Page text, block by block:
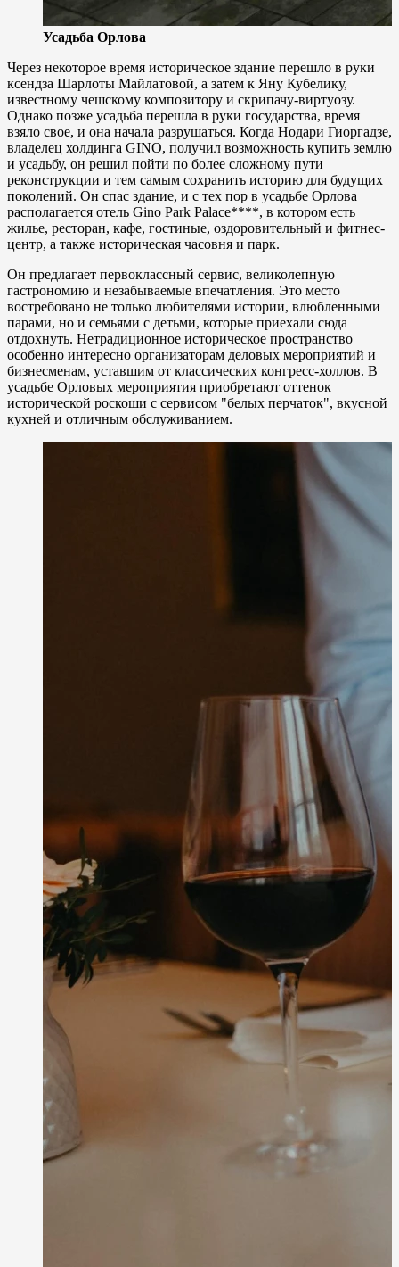
Усадьба Орлова
Через некоторое время историческое здание перешло в руки
ксендза Шарлоты Майлатовой, а затем к Яну Кубелику,
известному чешскому композитору и скрипачу-виртуозу.
Однако позже усадьба перешла в руки государства, время
взяло свое, и она начала разрушаться. Когда Нодари Гиоргадзе,
владелец холдинга GINO, получил возможность купить землю
и усадьбу, он решил пойти по более сложному пути
реконструкции и тем самым сохранить историю для будущих
поколений. Он спас здание, и с тех пор в усадьбе Орлова
располагается отель Gino Park Palace****, в котором есть
жилье, ресторан, кафе, гостиные, оздоровительный и фитнес-
центр, а также историческая часовня и парк.
Он предлагает первоклассный сервис, великолепную
гастрономию и незабываемые впечатления. Это место
востребовано не только любителями истории, влюбленными
парами, но и семьями с детьми, которые приехали сюда
отдохнуть. Нетрадиционное историческое пространство
особенно интересно организаторам деловых мероприятий и
бизнесменам, уставшим от классических конгресс-холлов. В
усадьбе Орловых мероприятия приобретают оттенок
исторической роскоши с сервисом "белых перчаток", вкусной
кухней и отличным обслуживанием.